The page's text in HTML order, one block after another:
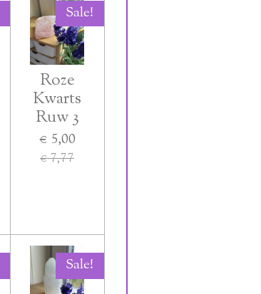
Sale!
Roze
Kwarts
Ruw 3
€ 5,00
€ 7,77
Sale!